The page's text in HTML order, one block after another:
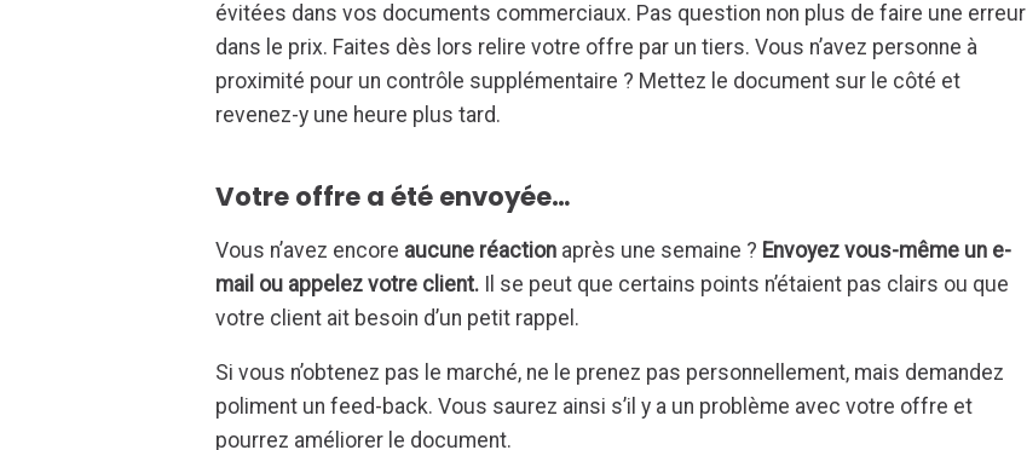
évitées dans vos documents commerciaux. Pas question non plus de faire une erreur
dans le prix. Faites dès lors relire votre offre par un tiers. Vous n’avez personne à
proximité pour un contrôle supplémentaire ? Mettez le document sur le côté et
revenez-y une heure plus tard.
Votre offre a été envoyée…
Vous n’avez encore aucune réaction après une semaine ? Envoyez vous-même un e-
mail ou appelez votre client. Il se peut que certains points n’étaient pas clairs ou que
votre client ait besoin d’un petit rappel.
Si vous n’obtenez pas le marché, ne le prenez pas personnellement, mais demandez
poliment un feed-back. Vous saurez ainsi s’il y a un problème avec votre offre et
pourrez améliorer le document.